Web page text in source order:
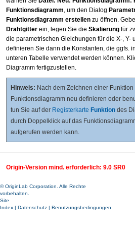
Funktionsdiagramm , um den Dialog
Funktionsdiagramm erstellen zu öffnen.
Drahtgitter ein, legen Sie die Skalierung für
die parametrischen Gleichungen für die X-, Y-
definieren Sie dann die Konstanten, die ggfs.
unteren Tabelle verwendet werden können.
Diagramm fertigzustellen.
Hinweis: Nach dem Zeichnen einer
Funktionsdiagramm neu definieren oder
tun Sie auf der Registerkarte Funktion des
durch Doppelklick auf das
aufgerufen werden kann.
Origin-Version mind. erforderlich: 9.0 SR0
© OriginLab Corporation. Alle Rechte
vorbehalten.
Site
Index | Datenschutz | Benutzungsbedingungen